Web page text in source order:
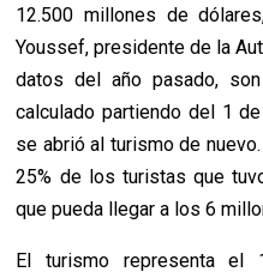
12.500 millones de
Youssef, presidente de la
datos del año pasado,
calculado partiendo del 1
se abrió al turismo de
25% de los turistas que
que pueda llegar a los 6
El turismo representa el